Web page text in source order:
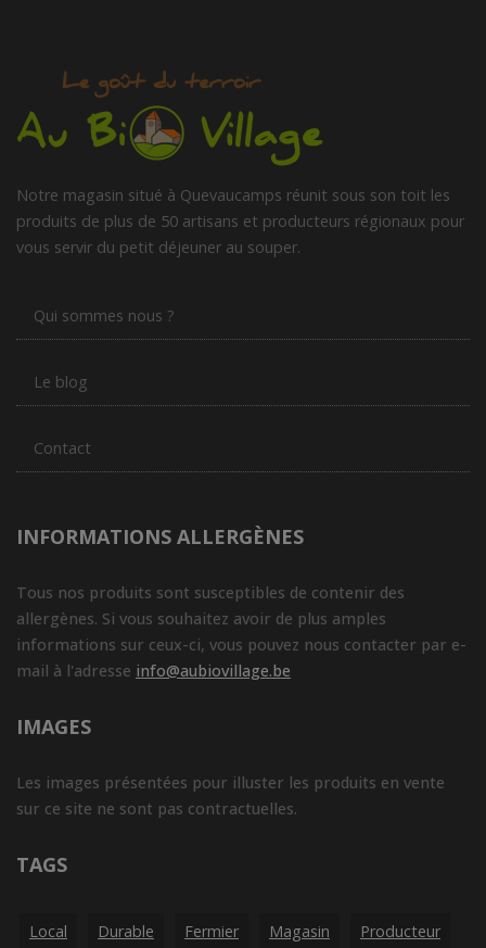
Notre magasin situé à Quevaucamps réunit sous son toit les
produits de plus de 50 artisans et producteurs régionaux pour
vous servir du petit déjeuner au souper.
Qui sommes nous ?
Le blog
Contact
INFORMATIONS ALLERGÈNES
Tous nos produits sont susceptibles de contenir des
allergènes. Si vous souhaitez avoir de plus amples
informations sur ceux-ci, vous pouvez nous contacter par e-
mail à l'adresse info@aubiovillage.be
IMAGES
Les images présentées pour illuster les produits en vente
sur ce site ne sont pas contractuelles.
TAGS
Local Durable Fermier Magasin Producteur